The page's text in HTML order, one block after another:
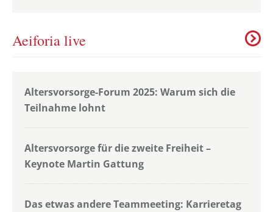
Aeiforia live
Altersvorsorge-Forum 2025: Warum sich die
Teilnahme lohnt
Altersvorsorge für die zweite Freiheit –
Keynote Martin Gattung
Das etwas andere Teammeeting: Karrieretag